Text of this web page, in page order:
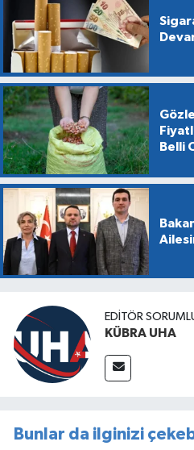
Belli
EDİTÖR
KÜBRA UHA
Bunlar da ilginizi